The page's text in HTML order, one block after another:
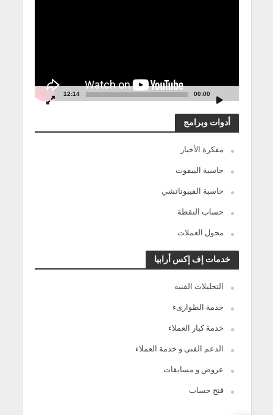
00:00
12:14
أدوات وبرامج
مفكرة الأخبار
حاسبة البيفوت
حاسبة الفيبوناتشي
حساب النقطة
محول العملات
خدمات إف إكس أرابيا
التحليلات الفنية
خدمة الطوارىء
خدمة كبار العملاء
الدعم الفنى و خدمة العملاء
عروض و مسابقات
فتح حساب